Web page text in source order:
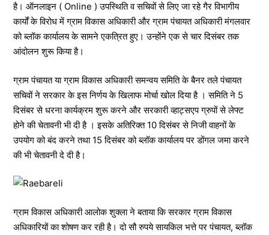
है। ऑनलाइन ( Online ) उपस्थिति व सचिवों से लिए जा रहे गैर विभागीय
कार्यों के विरोध में ग्राम विकास अधिकारी और ग्राम पंचायत अधिकारी मंगलवार
को ब्लॉक कार्यालय के सामने एकत्रित हुए। उन्होंने एक से चार दिसंबर तक
आंदोलन शुरू किया है।
ग्राम पंचायत या ग्राम विकास अधिकारी समन्वय समिति के बैनर तले पंचायत
सचिवों ने सरकार के इस निर्णय के खिलाफ मोर्चा खोल दिया है । समिति ने 5
दिसंबर से धरना कार्यक्रम शुरू करने और सरकारी व्हाट्सएप ग्रुपों से लेफ्ट
होने की चेतावनी भी दी है । इसके अतिरिक्त 10 दिसंबर से निजी वाहनों के
उपयोग को बंद करने तथा 15 दिसंबर को ब्लॉक कार्यालय पर डोंगल जमा करने
की भी चेतावनी दे दी है।
ग्राम विकास अधिकारी आलोक शुक्ला ने बताया कि सरकार ग्राम विकास
अधिकारियों का शोषण कर रही है। दो सौ रुपये सायकिल भत्ते पर पंचायत, ब्लॉक